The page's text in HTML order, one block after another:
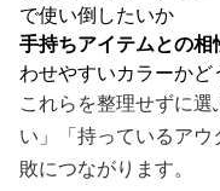
で使い倒したいか
手持ちアイテムとの相
わせやすいカラーかど
これらを整理せずに
い」「持っているア
敗につながります。